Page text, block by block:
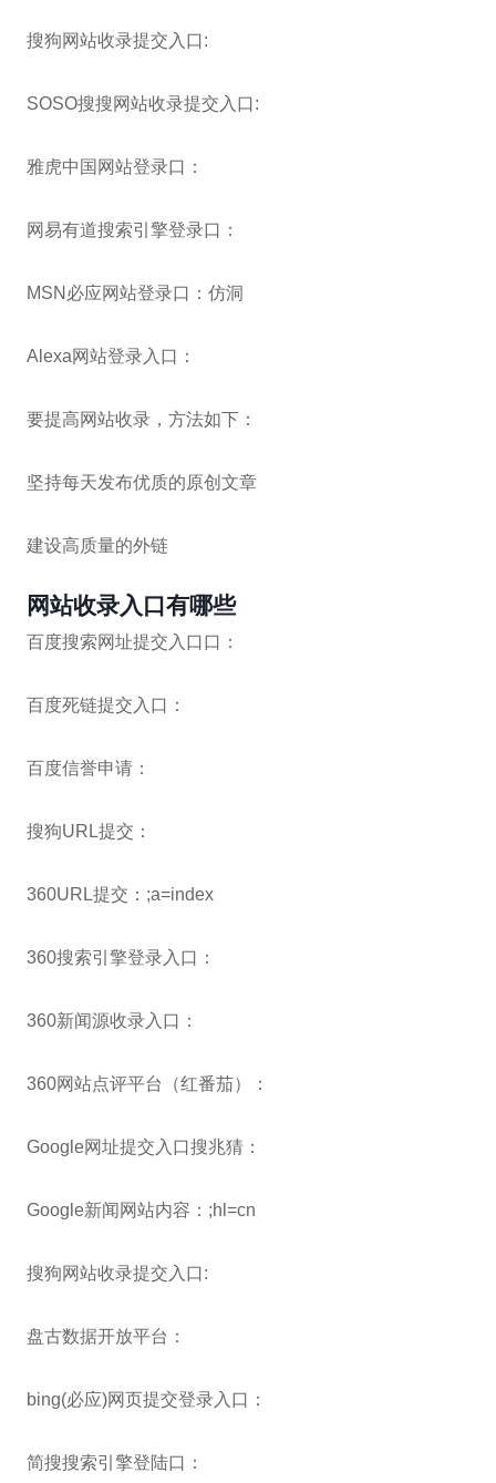
搜狗网站收录提交入口:
SOSO搜搜网站收录提交入口:
雅虎中国网站登录口：
网易有道搜索引擎登录口：
MSN必应网站登录口：仿洞
Alexa网站登录入口：
要提高网站收录，方法如下：
坚持每天发布优质的原创文章
建设高质量的外链
网站收录入口有哪些
百度搜索网址提交入口口：
百度死链提交入口：
百度信誉申请：
搜狗URL提交：
360URL提交：;a=index
360搜索引擎登录入口：
360新闻源收录入口：
360网站点评平台（红番茄）：
Google网址提交入口搜兆猜：
Google新闻网站内容：;hl=cn
搜狗网站收录提交入口:
盘古数据开放平台：
bing(必应)网页提交登录入口：
简搜搜索引擎登陆口：